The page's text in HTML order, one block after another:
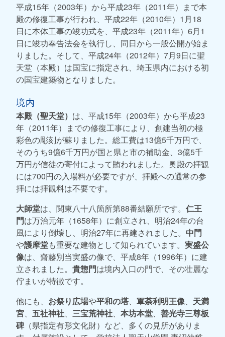
平成15年（2003年）から平成23年（2011年）まで本
殿の修復工事が行われ、平成22年（2010年）1月18
日に本体工事の竣功式を、平成23年（2011年）6月1
日に竣功奉告法会を執行し、同日から一般公開が始ま
りました。そして、平成24年（2012年）7月9日に聖
天堂（本殿）は国宝に指定され、埼玉県内における初
の国宝建築物となりました。
境内
本殿（聖天堂） は、平成15年（2003年）から平成23
年（2011年）までの修復工事により、創建当初の極
彩色の彫刻が蘇りました。総工費は13億5千万円で、
そのうち9億6千万円が国と県と市の補助金、3億5千
万円が信徒の寄付によって賄われました。奥殿の拝観
には700円の入場料が必要ですが、拝殿への通常の参
拝には拝観料は不要です。
大師堂は、関東八十八箇所第88番結願所です。 仁王
門は万治元年（1658年）に創立され、明治24年の台
風により倒壊し、明治27年に再建されました。 中門
や護摩堂も重要な建物として知られています。 実盛公
像は、齋藤別当実盛の像で、平成8年（1996年）に建
立されました。 貴惣門は境内入口の門で、その壮麗な
佇まいが特徴です。
他にも、 お祭り広場や平和の塔、 軍荼利明王像、 天満
宮、 五社神社、 三宝荒神社、 本坊本堂、 善光寺三尊板
碑（県指定有形文化財）など、多くの見所がありま